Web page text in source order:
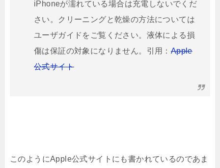
iPhoneが濡れている場合は充電しないでくだ
さい。クリーニングと乾燥の方法については
ユーザガイドをご覧ください。液体による損
傷は保証の対象になりません。引用：Apple
公式サイト
このようにApple公式サイトにも書かれているのであま